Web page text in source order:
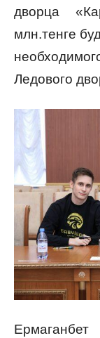
дворца
млн.тенге
Ледового